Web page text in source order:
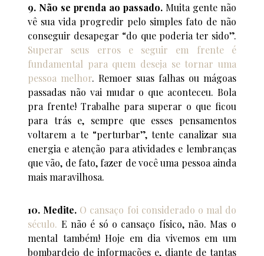
9. Não se prenda ao passado. Muita gente não
vê sua vida progredir pelo simples fato de não
conseguir desapegar “do que poderia ter sido”.
Superar seus erros e seguir em frente é
fundamental para quem deseja se tornar uma
pessoa melhor. Remoer suas falhas ou mágoas
passadas não vai mudar o que aconteceu. Bola
pra frente! Trabalhe para superar o que ficou
para trás e, sempre que esses pensamentos
voltarem a te “perturbar”, tente canalizar sua
energia e atenção para atividades e lembranças
que vão, de fato, fazer de você uma pessoa ainda
mais maravilhosa.
10. Medite. O cansaço foi considerado o mal do
século. E não é só o cansaço físico, não. Mas o
mental também! Hoje em dia vivemos em um
bombardeio de informações e, diante de tantas